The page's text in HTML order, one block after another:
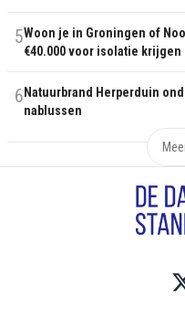
5Woon je in Groningen of
€40.000 voor isolatie krijgen
6 Natuurbrand Herperduin
nablussen